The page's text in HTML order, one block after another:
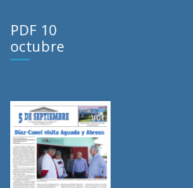
PDF 10
octubre